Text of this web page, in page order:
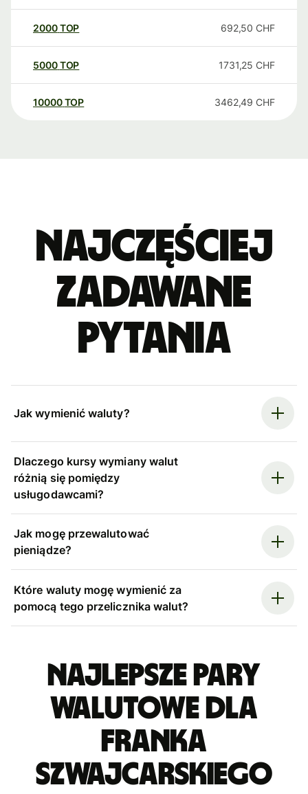
2000TOP 692,50 CHF
5000TOP 1731,25 CHF
10000 TOP 3462,49 CHF
Najczęściej
zadawane
pytania
Jak wymienić waluty?
Dlaczego kursy wymiany walut
różnią się pomiędzy
usługodawcami?
Jak mogę przewalutować
pieniądze?
Które waluty mogę wymienić za
pomocą tego przelicznika walut?
Najlepsze pary
walutowe dla
franka
szwajcarskiego